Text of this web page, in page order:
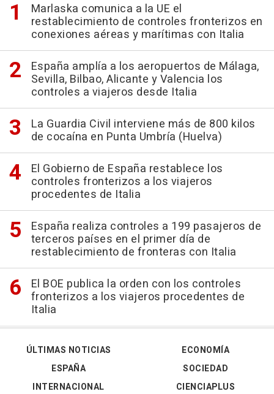
Marlaska comunica a la UE el
restablecimiento de controles fronterizos en
conexiones aéreas y marítimas con Italia
España amplía a los aeropuertos de Málaga,
Sevilla, Bilbao, Alicante y Valencia los
controles a viajeros desde Italia
La Guardia Civil interviene más de 800 kilos
de cocaína en Punta Umbría (Huelva)
El Gobierno de España restablece los
controles fronterizos a los viajeros
procedentes de Italia
España realiza controles a 199 pasajeros de
terceros países en el primer día de
restablecimiento de fronteras con Italia
El BOE publica la orden con los controles
fronterizos a los viajeros procedentes de
Italia
ÚLTIMAS NOTICIAS
ESPAÑA
INTERNACIONAL
ECONOMÍA
SOCIEDAD
CIENCIAPLUS